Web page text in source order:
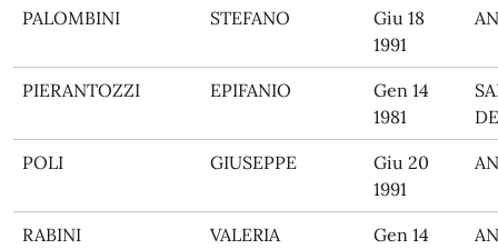
PALOMBINI STEFANO
Giu 18
1991
PIERANTOZZI EPIFANIO
Gen 14
1981
POLI GIUSEPPE
Giu 20
1991
RABINI VALERIA
Gen 14